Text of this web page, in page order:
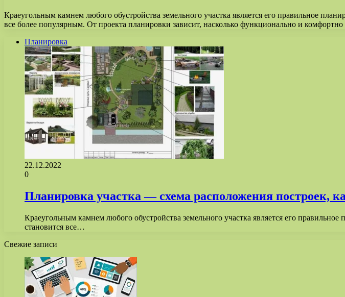
Краеугольным камнем любого обустройства земельного участка является его правильное
все более популярным. От проекта планировки зависит, насколько функционально и
Планировка
22.12.2022
0
Планировка участка — схема расположения построек,
Краеугольным камнем любого обустройства земельного участка является его
становится все…
Свежие записи